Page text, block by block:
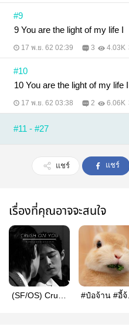
#9
9 You are the light of my life I
17 พ.ย. 62 02:39 3 4.03K
#10
10 You are the light of my life
17 พ.ย. 62 03:38 2 6.06K
#11 - #27
แชร์ แชร์
เรื่องที่คุณอาจจะสนใจ
(SF/OS) Crush
#ป๋อจ้าน #อี้จ้